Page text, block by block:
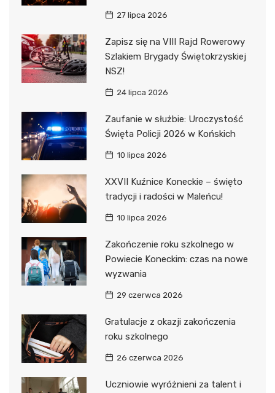
27 lipca 2026
Zapisz się na VIII Rajd Rowerowy
Szlakiem Brygady Świętokrzyskiej
NSZ!
24 lipca 2026
Zaufanie w służbie: Uroczystość
Święta Policji 2026 w Końskich
10 lipca 2026
XXVII Kuźnice Koneckie – święto
tradycji i radości w Maleńcu!
10 lipca 2026
Zakończenie roku szkolnego w
Powiecie Koneckim: czas na nowe
wyzwania
29 czerwca 2026
Gratulacje z okazji zakończenia
roku szkolnego
26 czerwca 2026
Uczniowie wyróżnieni za talent i